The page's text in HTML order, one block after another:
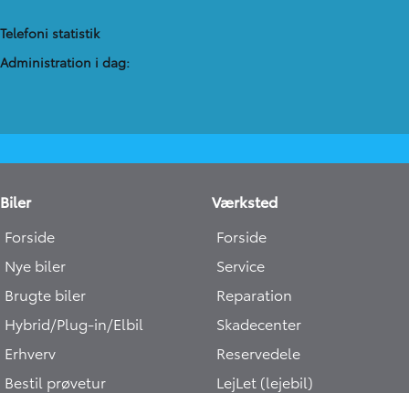
Telefoni statistik
Administration​ i dag:
Biler
Forside
Nye biler
Brugte biler
Hybrid/Plug-in/Elbil
Erhverv
Bestil prøvetur
Værksted
Forside
Service
Reparation
Skadecenter
Reservedele
LejLet (lejebil)